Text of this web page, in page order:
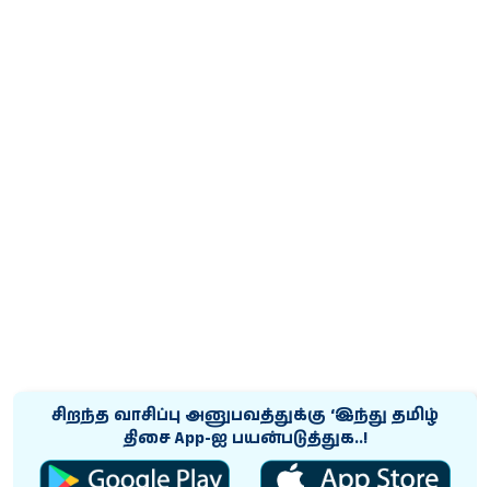
சிறந்த வாசிப்பு அனுபவத்துக்கு ‘இந்து தமிழ்
திசை App-ஐ பயன்படுத்துக..!